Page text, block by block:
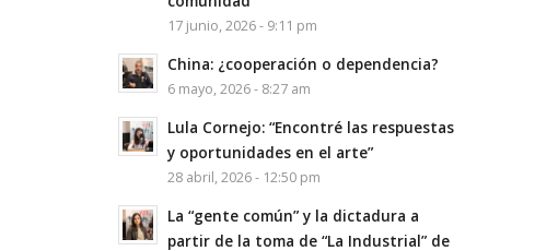
17 junio, 2026 - 9:11 pm
China: ¿cooperación o dependencia?
6 mayo, 2026 - 8:27 am
Lula Cornejo: “Encontré las respuestas
y oportunidades en el arte”
28 abril, 2026 - 12:50 pm
La “gente común” y la dictadura a
partir de la toma de “La Industrial” de